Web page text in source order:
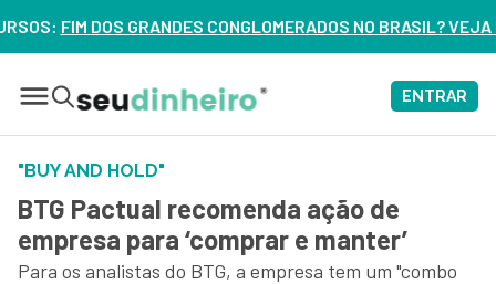
NO BRASIL? VEJA ERROS DE 3 DELES –
ENTRAR
"BUY AND HOLD"
BTG Pactual recomenda ação de
empresa para ‘comprar e manter’
Para os analistas do BTG, a empresa tem um "combo